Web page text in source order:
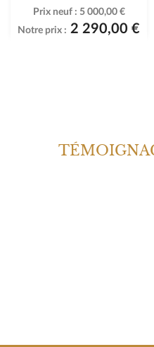
Prix neuf : 5 000,00 €
Notre prix : 2 290,00 €